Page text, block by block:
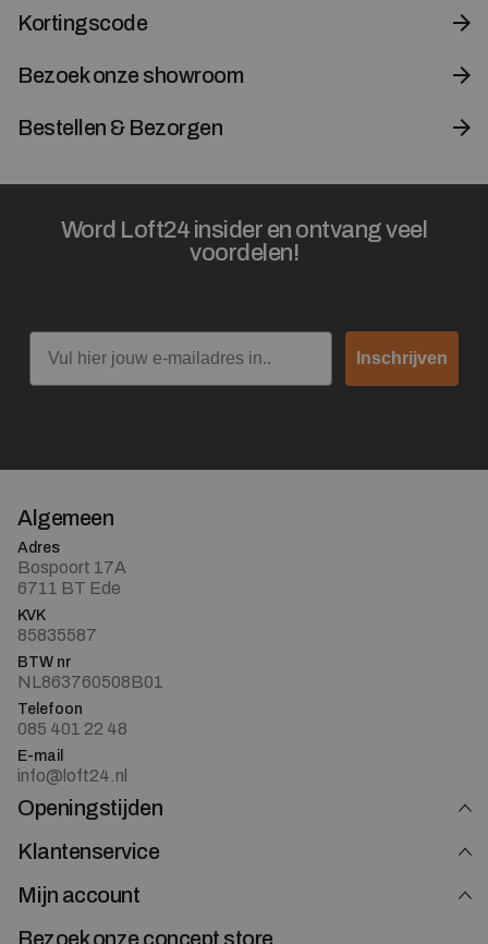
Kortingscode
Bezoek onze showroom
Bestellen & Bezorgen
Word Loft24 insider en ontvang veel
voordelen!
Email
Inschrijven
Algemeen
Adres
Bospoort 17A
6711 BT Ede
KVK
85835587
BTW nr
NL863760508B01
Telefoon
085 401 22 48
E-mail
info@loft24.nl
Openingstijden
Klantenservice
Mijn account
Bezoek onze concept store